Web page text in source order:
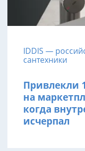
IDDIS —
сантехники
Привлекли
на
когда
исчерпал